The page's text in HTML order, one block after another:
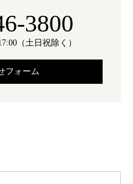
3800
（土日祝除く）
フォーム